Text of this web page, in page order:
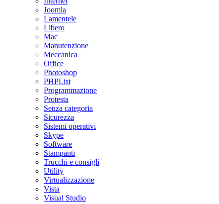
Joomla
Lamentele
Libero
Mac
Manutenzione
Meccanica
Office
Photoshop
PHPList
Programmazione
Protesta
Senza categoria
Sicurezza
Sistemi operativi
Skype
Software
Stampanti
Trucchi e consigli
Utility
Virtualizzazione
Vista
Visual Studio